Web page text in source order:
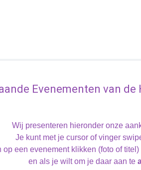
Evenementen van
Wij presenteren hieronder onze
Je kunt met je cursor of vinger
op een evenement klikken (foto of
en als je wilt om je daar aan te